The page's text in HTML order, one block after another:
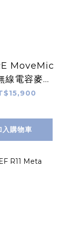
MoveMic
線電容麥克
風套組
入購物車